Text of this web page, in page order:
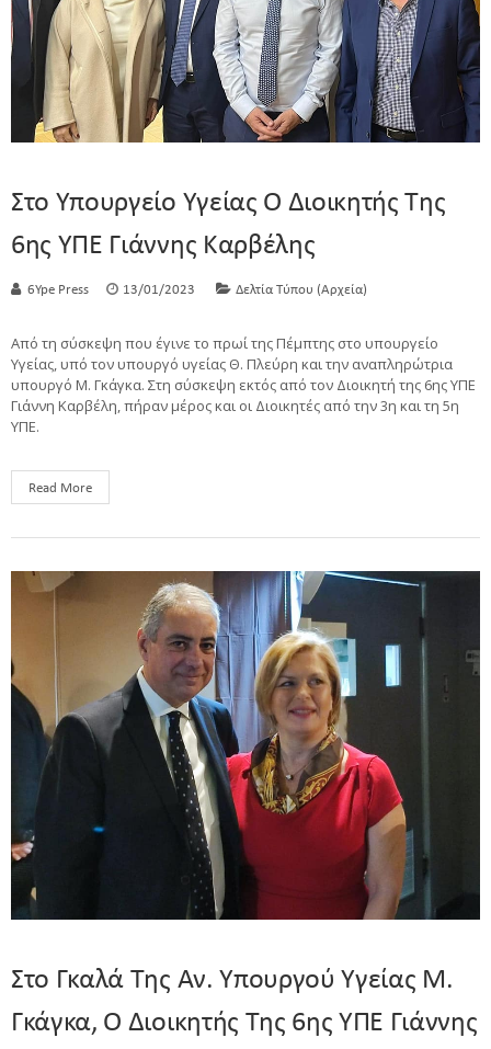
Στο Υπουργείο Υγείας Ο Διοικητής Της
6ης ΥΠΕ Γιάννης Καρβέλης
6Ype Press 13/01/2023 Δελτία Τύπου (Αρχεία)
Από τη σύσκεψη που έγινε το πρωί της Πέμπτης στο υπουργείο
Υγείας, υπό τον υπουργό υγείας Θ. Πλεύρη και την αναπληρώτρια
υπουργό Μ. Γκάγκα. Στη σύσκεψη εκτός από τον Διοικητή της 6ης ΥΠΕ
Γιάννη Καρβέλη, πήραν μέρος και οι Διοικητές από την 3η και τη 5η
ΥΠΕ.
Read More
Στο Γκαλά Της Αν. Υπουργού Υγείας Μ.
Γκάγκα, Ο Διοικητής Της 6ης ΥΠΕ Γιάννης